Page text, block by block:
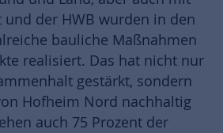
und der HWB wurden in den
bauliche Maßnahmen
realisiert. Das hat nicht nur
gestärkt, sondern
Hofheim Nord nachhaltig
auch 75 Prozent der